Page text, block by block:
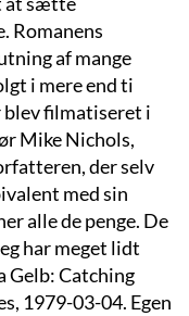
Romanens
af mange
i mere end ti
blev filmatiseret i
Mike Nichols,
der selv
med sin
alle de penge. De
har meget lidt
Gelb: Catching
1979-03-04. Egen